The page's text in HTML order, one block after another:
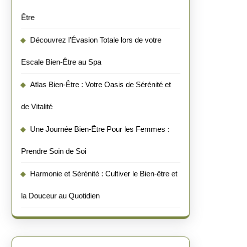
Être
Découvrez l’Évasion Totale lors de votre
Escale Bien-Être au Spa
Atlas Bien-Être : Votre Oasis de Sérénité et
de Vitalité
Une Journée Bien-Être Pour les Femmes :
Prendre Soin de Soi
Harmonie et Sérénité : Cultiver le Bien-être et
la Douceur au Quotidien